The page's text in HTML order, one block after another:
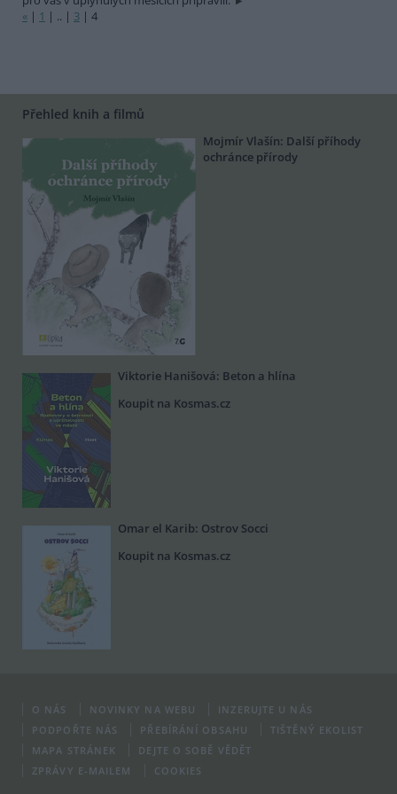
« | 1 | .. | 3 | 4
Přehled knih a filmů
Mojmír Vlašín: Další příhody
ochránce přírody
Viktorie Hanišová: Beton a hlína
Koupit na Kosmas.cz
Omar el Karib: Ostrov Socci
Koupit na Kosmas.cz
O NÁS NOVINKY NA WEBU
INZERUJTE U NÁS
PODPOŘTE NÁS
PŘEBÍRÁNÍ OBSAHU
TIŠTĚNÝ EKOLIST
MAPA STRÁNEK
DEJTE O SOBĚ VĚDĚT
ZPRÁVY E-MAILEM
COOKIES